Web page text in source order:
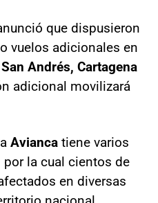
que dispusieron
vuelos adicionales en
Andrés, Cartagena
adicional movilizará
Avianca tiene varios
por la cual cientos de
en diversas